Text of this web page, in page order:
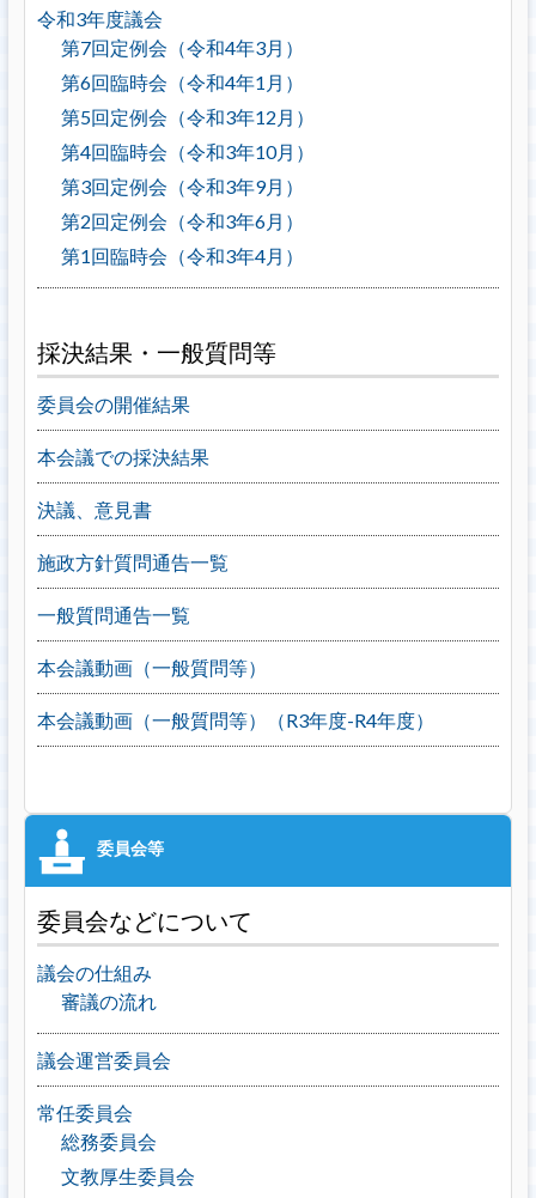
令和3年度議会
第7回定例会（令和4年3月）
第6回臨時会（令和4年1月）
第5回定例会（令和3年12月）
第4回臨時会（令和3年10月）
第3回定例会（令和3年9月）
第2回定例会（令和3年6月）
第1回臨時会（令和3年4月）
採決結果・一般質問等
委員会の開催結果
本会議での採決結果
決議、意見書
施政方針質問通告一覧
一般質問通告一覧
本会議動画（一般質問等）
本会議動画（一般質問等）（R3年度-R4年度）
委員会などについて
議会の仕組み
審議の流れ
議会運営委員会
常任委員会
総務委員会
文教厚生委員会